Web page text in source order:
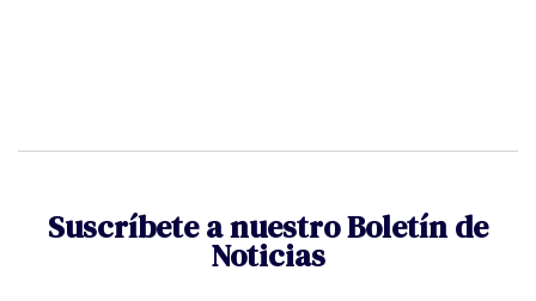
Suscríbete a nuestro Boletín de
Noticias